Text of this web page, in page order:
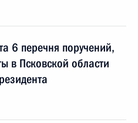
6 перечня поручений,
в Псковской области